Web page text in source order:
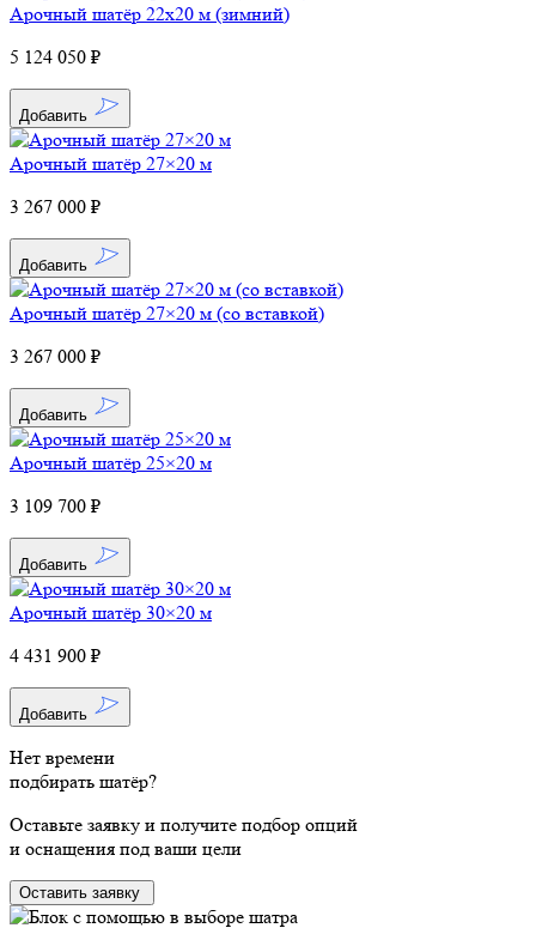
Арочный шатёр 22х20 м (зимний)
5 124 050 ₽
Добавить
Арочный шатёр 27×20 м
3 267 000 ₽
Добавить
Арочный шатёр 27×20 м (со вставкой)
3 267 000 ₽
Добавить
Арочный шатёр 25×20 м
3 109 700 ₽
Добавить
Арочный шатёр 30×20 м
4 431 900 ₽
Добавить
Нет времени
подбирать шатёр?
Оставьте заявку и получите подбор опций
и оснащения под ваши цели
Оставить заявку